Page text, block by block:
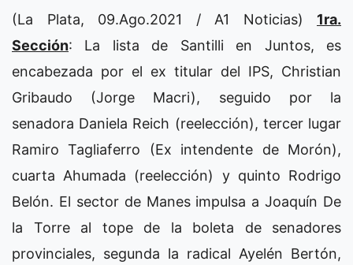
(La Plata, 09.Ago.2021 / A1 Noticias) 1ra.
Sección: La lista de Santilli en Juntos, es
encabezada por el ex titular del IPS, Christian
Gribaudo (Jorge Macri), seguido por la
senadora Daniela Reich (reelección), tercer lugar
Ramiro Tagliaferro (Ex intendente de Morón),
cuarta Ahumada (reelección) y quinto Rodrigo
Belón. El sector de Manes impulsa a Joaquín De
la Torre al tope de la boleta de senadores
provinciales, segunda la radical Ayelén Bertón,